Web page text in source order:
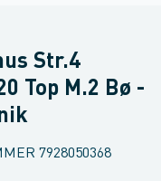
Str.4
Top M.2 Bø -
7928050368